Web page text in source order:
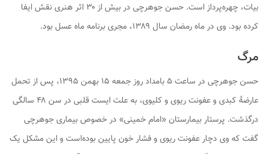
بیات، چهره‌پرداز است. حسن جوهرچی در بیش از ۳۰ اثر هنری نقش ایفا
کرده بود. وی در ماه رمضان سال ۱۳۸۹، مجری برنامه ماه عسل بود.
مرگ
حسن جوهرچی در ساعت ۵ بامداد روز جمعه ۱۵ بهمن ۱۳۹۵، پس از تحمل
عارضهٔ کبدی و عفونت ریوی و کلیوی، به علت ایست قلبی در سن ۴۸ سالگی
درگذشت. پرستار بیمارستان «امام خمینی» در خصوص بیماری جوهرچی
گفت که وی دچار عفونت ریوی و فشار خون پایین بوده‌است و این مشکل یک